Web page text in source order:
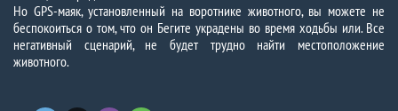
Но GPS-маяк, установленный на воротнике животного, вы можете не
беспокоиться о том, что он Бегите украдены во время ходьбы или. Все
негативный сценарий, не будет трудно найти местоположение
животного.